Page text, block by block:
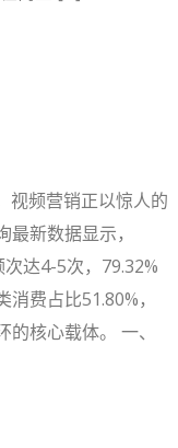
视频营销正以惊人的
新数据显示，
达4-5次，79.32%
费占比51.80%，
核心载体。 一、